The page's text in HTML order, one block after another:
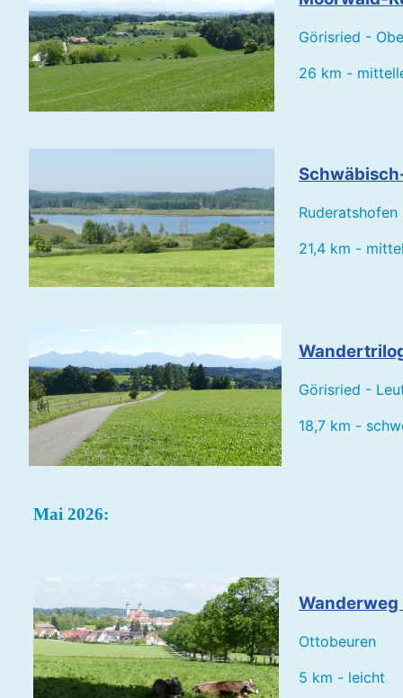
Görisried -
26 km -
21,4 km -
Görisried -
18,7 km -
Mai 2026:
Ottobeuren
5 km - leicht